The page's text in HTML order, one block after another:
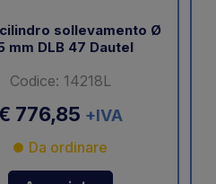
sollevamento Ø
mm DLB 47 Dautel
Codice: 14218L
776,85 +IVA
Da ordinare